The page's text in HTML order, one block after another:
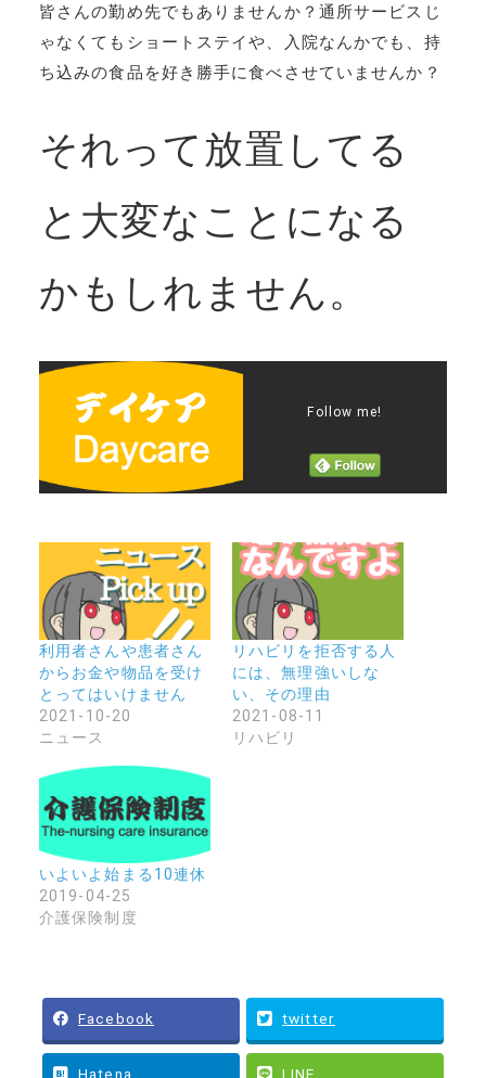
皆さんの勤め先でもありませんか？通所サービスじ
ゃなくてもショートステイや、入院なんかでも、持
ち込みの食品を好き勝手に食べさせていませんか？
それって放置してる
と大変なことになる
かもしれません。
Follow me!
利用者さんや患者さん
からお金や物品を受け
とってはいけません
2021-10-20
ニュース
リハビリを拒否する人
には、無理強いしな
い、その理由
2021-08-11
リハビリ
いよいよ始まる10連休
2019-04-25
介護保険制度
Facebook twitter
Hatena LINE